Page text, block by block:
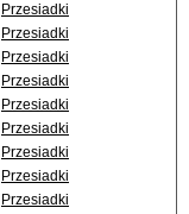
Przesiadki
Przesiadki
Przesiadki
Przesiadki
Przesiadki
Przesiadki
Przesiadki
Przesiadki
Przesiadki